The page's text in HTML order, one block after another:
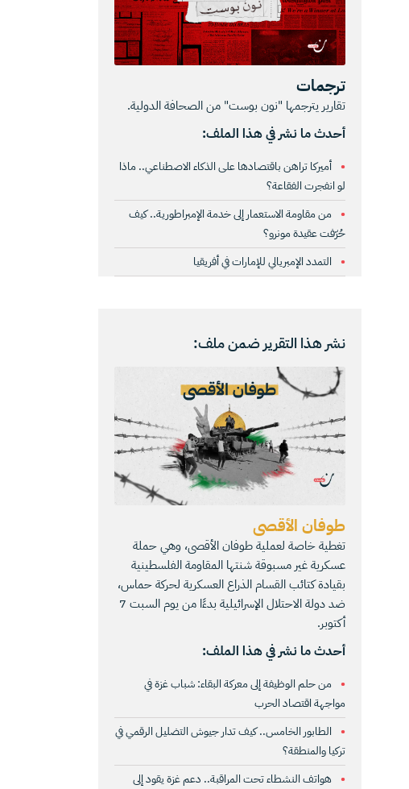
ترجمات
تقارير يترجمها "نون بوست" من الصحافة الدولية.
أحدث ما نشر في هذا الملف:
أميركا تراهن باقتصادها على الذكاء الاصطناعي.. ماذا
لو انفجرت الفقاعة؟
من مقاومة الاستعمار إلى خدمة الإمبراطورية.. كيف
حُرّفت عقيدة مونرو؟
التمدد الإمبريالي للإمارات في أفريقيا
نشر هذا التقرير ضمن ملف:
طوفان الأقصى
تغطية خاصة لعملية طوفان الأقصى، وهي حملة
عسكرية غير مسبوقة شنتها المقاومة الفلسطينية
بقيادة كتائب القسام الذراع العسكرية لحركة حماس،
ضد دولة الاحتلال الإسرائيلية بدءًا من يوم السبت 7
أكتوبر.
أحدث ما نشر في هذا الملف:
من حلم الوظيفة إلى معركة البقاء: شباب غزة في
مواجهة اقتصاد الحرب
الطابور الخامس.. كيف تدار جيوش التضليل الرقمي في
تركيا والمنطقة؟
هواتف النشطاء تحت المراقبة.. دعم غزة يقود إلى